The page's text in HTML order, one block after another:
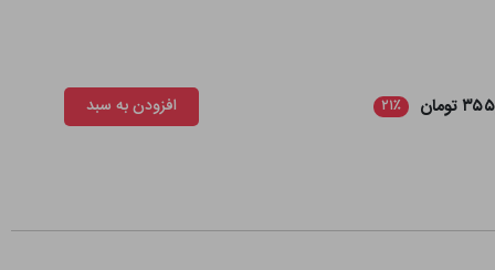
تومان ۲۱٪ افزودن به سبد